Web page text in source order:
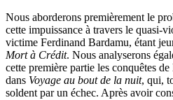
Nous aborderons premièrement le
cette impuissance à travers le quasi-
victime Ferdinand Bardamu, étant
Mort à Crédit. Nous analyserons
cette première partie les conquêtes de
dans Voyage au bout de la nuit, qui,
soldent par un échec. Après avoir